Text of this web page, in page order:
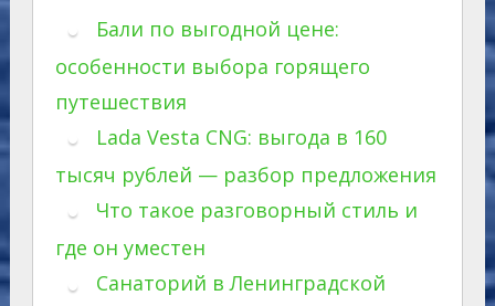
Бали по выгодной цене:
особенности выбора горящего
путешествия
Lada Vesta CNG: выгода в 160
тысяч рублей — разбор предложения
Что такое разговорный стиль и
где он уместен
Санаторий в Ленинградской